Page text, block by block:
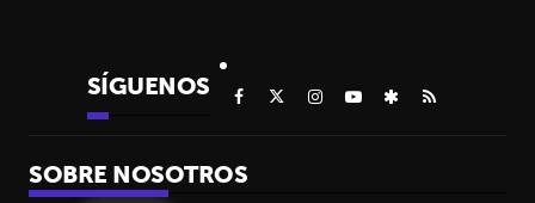
SÍGUENOS
SOBRE NOSOTROS